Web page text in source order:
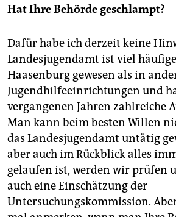
Hat Ihre Behörde geschlampt?
Dafür habe ich derzeit keine
Landesjugendamt ist viel
Haasenburg gewesen als in
Jugendhilfeeinrichtungen und
vergangenen Jahren zahlreiche
Man kann beim besten Willen
das Landesjugendamt untätig
aber auch im Rückblick alles
gelaufen ist, werden wir prüfen
auch eine Einschätzung der
Untersuchungskommission.